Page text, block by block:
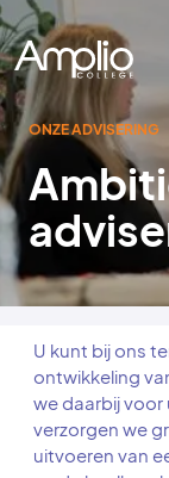
Overslaan en naar de
ONZE ADVISERING
U kunt bij ons
ontwikkeling
we daarbij voor
verzorgen we
uitvoeren van